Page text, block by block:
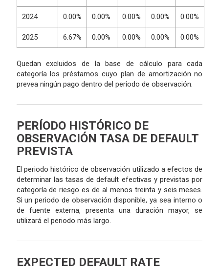
2024 0.00% 0.00% 0.00% 0.00% 0.00%
2025 6.67% 0.00% 0.00% 0.00% 0.00%
Quedan excluidos de la base de cálculo para cada
categoría los préstamos cuyo plan de amortización no
prevea ningún pago dentro del periodo de observación.
PERÍODO HISTÓRICO DE
OBSERVACIÓN TASA DE DEFAULT
PREVISTA
El periodo histórico de observación utilizado a efectos de
determinar las tasas de default efectivas y previstas por
categoría de riesgo es de al menos treinta y seis meses.
Si un periodo de observación disponible, ya sea interno o
de fuente externa, presenta una duración mayor, se
utilizará el periodo más largo.
EXPECTED DEFAULT RATE